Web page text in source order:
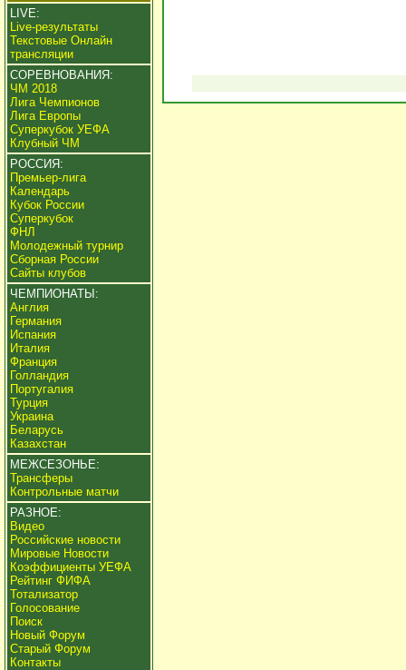
LIVE:
Live-результаты
Текстовые Онлайн
трансляции
СОРЕВНОВАНИЯ:
ЧМ 2018
Лига Чемпионов
Лига Европы
Суперкубок УЕФА
Клубный ЧМ
РОССИЯ:
Премьер-лига
Календарь
Кубок России
Суперкубок
ФНЛ
Молодежный турнир
Сборная России
Сайты клубов
ЧЕМПИОНАТЫ:
Англия
Германия
Испания
Италия
Франция
Голландия
Португалия
Турция
Украина
Беларусь
Казахстан
МЕЖСЕЗОНЬЕ:
Трансферы
Контрольные матчи
РАЗНОЕ:
Видео
Российские новости
Мировые Новости
Коэффициенты УЕФА
Рейтинг ФИФА
Тотализатор
Голосование
Поиск
Новый Форум
Старый Форум
Контакты